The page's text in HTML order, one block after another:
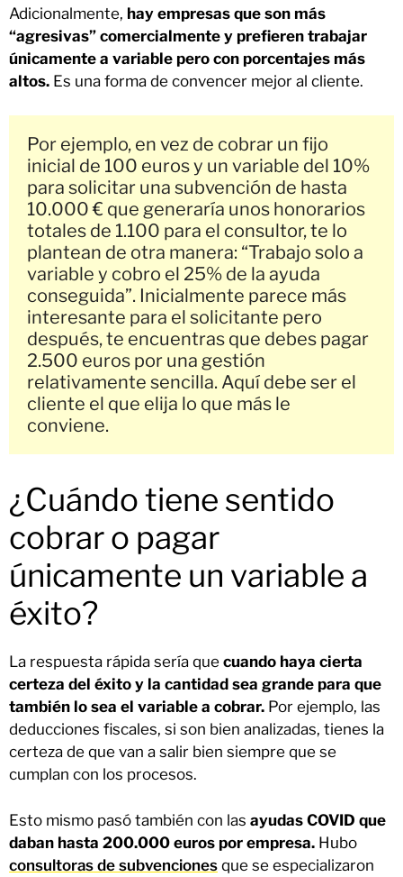
Adicionalmente, hay empresas que son más
“agresivas” comercialmente y prefieren trabajar
únicamente a variable pero con porcentajes más
altos. Es una forma de convencer mejor al cliente.
Por ejemplo, en vez de cobrar un fijo
inicial de 100 euros y un variable del 10%
para solicitar una subvención de hasta
10.000 € que generaría unos honorarios
totales de 1.100 para el consultor, te lo
plantean de otra manera: “Trabajo solo a
variable y cobro el 25% de la ayuda
conseguida”. Inicialmente parece más
interesante para el solicitante pero
después, te encuentras que debes pagar
2.500 euros por una gestión
relativamente sencilla. Aquí debe ser el
cliente el que elija lo que más le
conviene.
¿Cuándo tiene sentido
cobrar o pagar
únicamente un variable a
éxito?
La respuesta rápida sería que cuando haya cierta
certeza del éxito y la cantidad sea grande para que
también lo sea el variable a cobrar. Por ejemplo, las
deducciones fiscales, si son bien analizadas, tienes la
certeza de que van a salir bien siempre que se
cumplan con los procesos.
Esto mismo pasó también con las ayudas COVID que
daban hasta 200.000 euros por empresa. Hubo
consultoras de subvenciones que se especializaron